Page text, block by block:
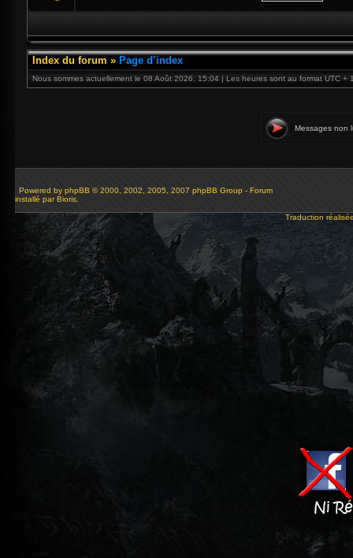
Index du forum » Page d’index
Nous sommes actuellement le 08 Août 2026, 15:04 | Les heures sont au format UTC +
Messages non
Powered by phpBB © 2000, 2002, 2005, 2007 phpBB Group - Forum
installé par Bioris.
Traduction